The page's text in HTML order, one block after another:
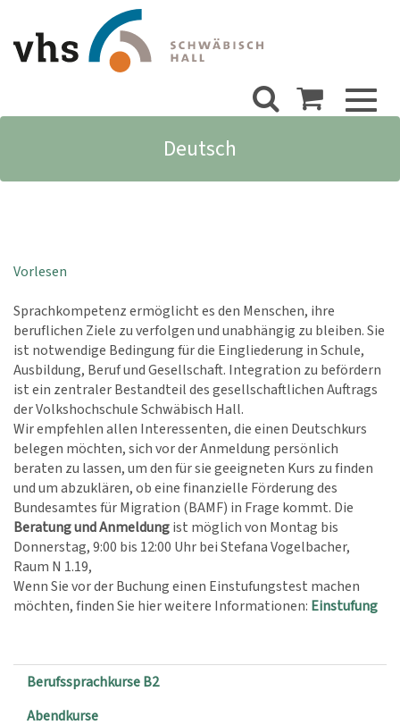
Deutsch
Vorlesen
Sprachkompetenz ermöglicht es den Menschen, ihre
beruflichen Ziele zu verfolgen und unabhängig zu bleiben. Sie
ist notwendige Bedingung für die Eingliederung in Schule,
Ausbildung, Beruf und Gesellschaft. Integration zu befördern
ist ein zentraler Bestandteil des gesellschaftlichen Auftrags
der Volkshochschule Schwäbisch Hall.
Wir empfehlen allen Interessenten, die einen Deutschkurs
belegen möchten, sich vor der Anmeldung persönlich
beraten zu lassen, um den für sie geeigneten Kurs zu finden
und um abzuklären, ob eine finanzielle Förderung des
Bundesamtes für Migration (BAMF) in Frage kommt. Die
Beratung und Anmeldungist möglich von Montag bis
Donnerstag, 9:00 bis 12:00 Uhr bei Stefana Vogelbacher,
Raum N 1.19,
Wenn Sie vor der Buchung einen Einstufungstest machen
möchten, finden Sie hier weitere Informationen: Einstufung
Berufssprachkurse B2
Abendkurse